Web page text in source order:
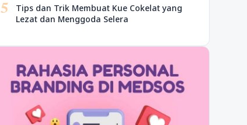
5
Tips dan Trik Membuat Kue Cokelat yang
Lezat dan Menggoda Selera